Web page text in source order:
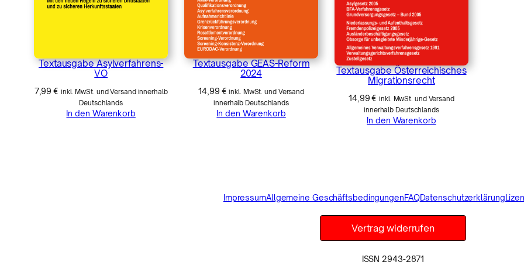
c
h
t
Textausgabe Asylverfahrens-
VO
7,99€ inkl. MwSt. und Versand innerhalb
Deutschlands
In den Warenkorb
Textausgabe GEAS-Reform
2024
14,99 € inkl. MwSt. und Versand
innerhalb Deutschlands
In den Warenkorb
Textausgabe Österreichisches
Migrationsrecht
14,99€ inkl. MwSt. und Versand
innerhalb Deutschlands
In den Warenkorb
ImpressumAllgemeine GeschäftsbedingungenFAQDatenschutzerklärung
Vertrag widerrufen
ISSN 2943-2871